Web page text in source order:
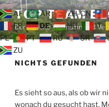
Zum
Inhalt
springen
TOP TEAM
Der tägliche Wahnsinn und
NICHTS GEFUNDEN
Es sieht so aus, als ob wir
wonach du gesucht hast.
AF AR ZH-CN
FR
DE HU IT
PL
PT RU SR
ZU